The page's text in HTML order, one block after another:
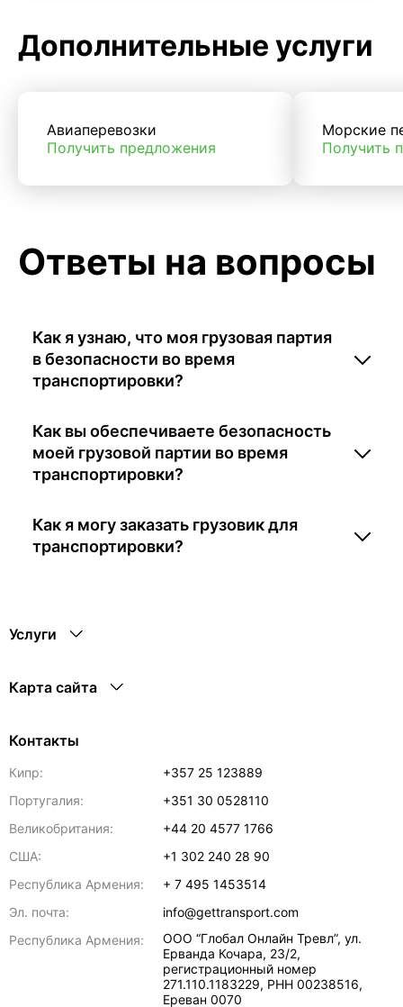
Дополнительные услуги
Авиаперевозки
Получить предложения
Морские
Получить
Ответы на вопросы
Как я узнаю, что моя грузовая партия
в безопасности во время
транспортировки?
Как вы обеспечиваете безопасность
моей грузовой партии во время
транспортировки?
Как я могу заказать грузовик для
транспортировки?
Услуги
Карта сайта
Контакты
Кипр:
+357 25 123889
Португалия:
+351 30 0528110
Великобритания:
+44 20 4577 1766
США:
+1 302 240 28 90
Республика Армения:
+ 7 495 1453514
Эл. почта:
info@gettransport.com
Республика Армения:
ООО “Глобал Онлайн Тревл”, ул.
Ерванда Кочара, 23/2,
регистрационный номер
271.110.1183229, РНН 00238516,
Ереван 0070